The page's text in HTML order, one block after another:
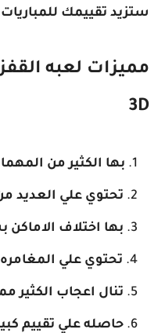
ستزيد تقييمك للمباريات
3D
بها الكثير من
تحتوي علي العديد
بها اختلاف الاماكن
تحتوي علي المغامره
تنال اعجاب الكثير
حاصله علي تقييم